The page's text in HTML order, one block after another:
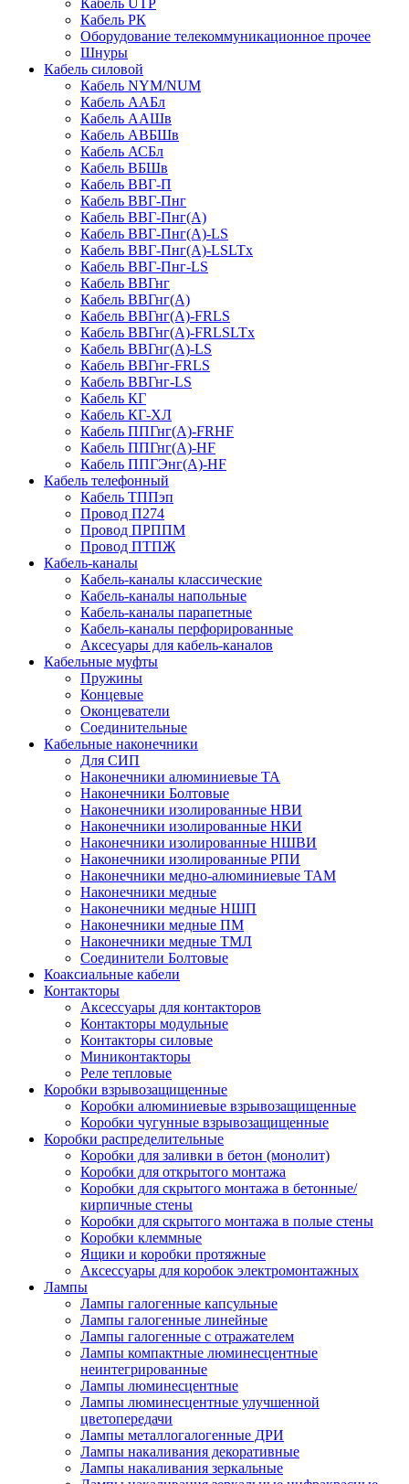
Кабель UTP
Кабель РК
Оборудование телекоммуникационное прочее
Шнуры
Кабель силовой
Кабель NYM/NUM
Кабель ААБл
Кабель ААШв
Кабель АВБШв
Кабель АСБл
Кабель ВБШв
Кабель ВВГ-П
Кабель ВВГ-Пнг
Кабель ВВГ-Пнг(А)
Кабель ВВГ-Пнг(А)-LS
Кабель ВВГ-Пнг(А)-LSLTx
Кабель ВВГ-Пнг-LS
Кабель ВВГнг
Кабель ВВГнг(А)
Кабель ВВГнг(А)-FRLS
Кабель ВВГнг(А)-FRLSLTx
Кабель ВВГнг(А)-LS
Кабель ВВГнг-FRLS
Кабель ВВГнг-LS
Кабель КГ
Кабель КГ-ХЛ
Кабель ППГнг(А)-FRHF
Кабель ППГнг(А)-HF
Кабель ППГЭнг(А)-HF
Кабель телефонный
Кабель ТППэп
Провод П274
Провод ПРППМ
Провод ПТПЖ
Кабель-каналы
Кабель-каналы классические
Кабель-каналы напольные
Кабель-каналы парапетные
Кабель-каналы перфорированные
Аксесуары для кабель-каналов
Кабельные муфты
Пружины
Концевые
Оконцеватели
Соединительные
Кабельные наконечники
Для СИП
Наконечники алюминиевые ТА
Наконечники Болтовые
Наконечники изолированные НВИ
Наконечники изолированные НКИ
Наконечники изолированные НШВИ
Наконечники изолированные РПИ
Наконечники медно-алюминиевые ТАМ
Наконечники медные
Наконечники медные НШП
Наконечники медные ПМ
Наконечники медные ТМЛ
Соединители Болтовые
Коаксиальные кабели
Контакторы
Аксессуары для контакторов
Контакторы модульные
Контакторы силовые
Миниконтакторы
Реле тепловые
Коробки взрывозащищенные
Коробки алюминиевые взрывозащищенные
Коробки чугунные взрывозащищенные
Коробки распределительные
Коробки для заливки в бетон (монолит)
Коробки для открытого монтажа
Коробки для скрытого монтажа в бетонные/
кирпичные стены
Коробки для скрытого монтажа в полые стены
Коробки клеммные
Ящики и коробки протяжные
Аксессуары для коробок электромонтажных
Лампы
Лампы галогенные капсульные
Лампы галогенные линейные
Лампы галогенные с отражателем
Лампы компактные люминесцентные
неинтегрированные
Лампы люминесцентные
Лампы люминесцентные улучшенной
цветопередачи
Лампы металлогалогенные ДРИ
Лампы накаливания декоративные
Лампы накаливания зеркальные